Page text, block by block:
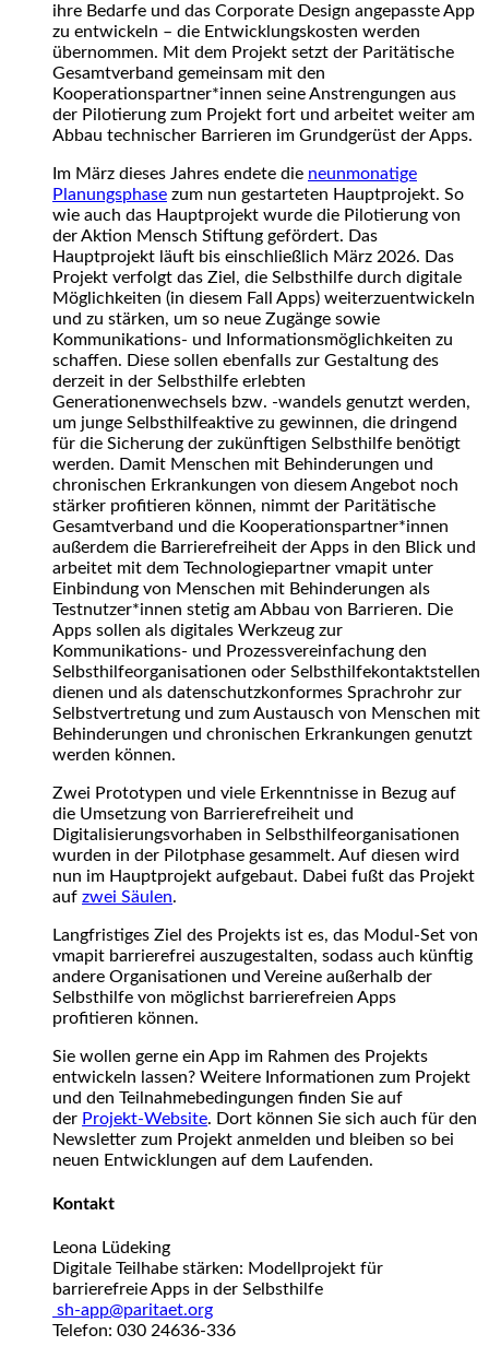
ihre Bedarfe und das Corporate Design angepasste App
zu entwickeln – die Entwicklungskosten werden
übernommen. Mit dem Projekt setzt der Paritätische
Gesamtverband gemeinsam mit den
Kooperationspartner*innen seine Anstrengungen aus
der Pilotierung zum Projekt fort und arbeitet weiter am
Abbau technischer Barrieren im Grundgerüst der Apps.
Im März dieses Jahres endete die neunmonatige
Planungsphase zum nun gestarteten Hauptprojekt. So
wie auch das Hauptprojekt wurde die Pilotierung von
der Aktion Mensch Stiftung gefördert. Das
Hauptprojekt läuft bis einschließlich März 2026. Das
Projekt verfolgt das Ziel, die Selbsthilfe durch digitale
Möglichkeiten (in diesem Fall Apps) weiterzuentwickeln
und zu stärken, um so neue Zugänge sowie
Kommunikations- und Informationsmöglichkeiten zu
schaffen. Diese sollen ebenfalls zur Gestaltung des
derzeit in der Selbsthilfe erlebten
Generationenwechsels bzw. -wandels genutzt werden,
um junge Selbsthilfeaktive zu gewinnen, die dringend
für die Sicherung der zukünftigen Selbsthilfe benötigt
werden. Damit Menschen mit Behinderungen und
chronischen Erkrankungen von diesem Angebot noch
stärker profitieren können, nimmt der Paritätische
Gesamtverband und die Kooperationspartner*innen
außerdem die Barrierefreiheit der Apps in den Blick und
arbeitet mit dem Technologiepartner vmapit unter
Einbindung von Menschen mit Behinderungen als
Testnutzer*innen stetig am Abbau von Barrieren. Die
Apps sollen als digitales Werkzeug zur
Kommunikations- und Prozessvereinfachung den
Selbsthilfeorganisationen oder Selbsthilfekontaktstellen
dienen und als datenschutzkonformes Sprachrohr zur
Selbstvertretung und zum Austausch von Menschen mit
Behinderungen und chronischen Erkrankungen genutzt
werden können.
Zwei Prototypen und viele Erkenntnisse in Bezug auf
die Umsetzung von Barrierefreiheit und
Digitalisierungsvorhaben in Selbsthilfeorganisationen
wurden in der Pilotphase gesammelt. Auf diesen wird
nun im Hauptprojekt aufgebaut. Dabei fußt das Projekt
auf zwei Säulen.
Langfristiges Ziel des Projekts ist es, das Modul-Set von
vmapit barrierefrei auszugestalten, sodass auch künftig
andere Organisationen und Vereine außerhalb der
Selbsthilfe von möglichst barrierefreien Apps
profitieren können.
Sie wollen gerne ein App im Rahmen des Projekts
entwickeln lassen? Weitere Informationen zum Projekt
und den Teilnahmebedingungen finden Sie auf
der Projekt-Website. Dort können Sie sich auch für den
Newsletter zum Projekt anmelden und bleiben so bei
neuen Entwicklungen auf dem Laufenden.
Kontakt
Leona Lüdeking
Digitale Teilhabe stärken: Modellprojekt für
barrierefreie Apps in der Selbsthilfe
sh-app@paritaet.org
Telefon: 030 24636-336